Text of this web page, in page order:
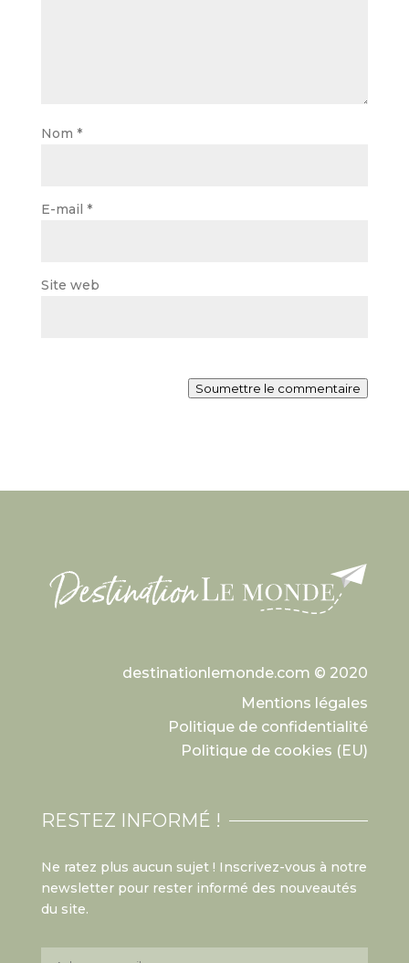
Nom *
E-mail *
Site web
Soumettre le commentaire
destinationlemonde.com © 2020
Mentions légales
Politique de confidentialité
Politique de cookies (EU)
RESTEZ INFORMÉ !
Ne ratez plus aucun sujet ! Inscrivez-vous à notre
newsletter pour rester informé des nouveautés
du site.